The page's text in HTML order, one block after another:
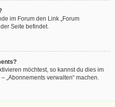
im Forum den Link „Forum
Seite befindet.
möchtest, so kannst du dies im
„Abonnements verwalten“ machen.